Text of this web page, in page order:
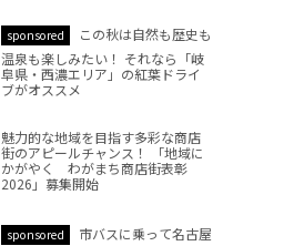
sponsored
この秋は自然も歴史も
温泉も楽しみたい！ それなら「岐
阜県・西濃エリア」の紅葉ドライ
ブがオススメ
魅力的な地域を目指す多彩な商店
街のアピールチャンス！ 「地域に
かがやく わがまち商店街表彰
2026」募集開始
sponsored
市バスに乗って名古屋